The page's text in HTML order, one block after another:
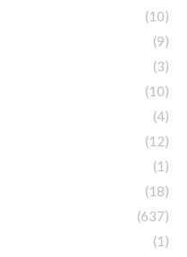
(10)
(9)
(3)
(10)
(4)
(12)
(1)
(18)
(637)
(1)